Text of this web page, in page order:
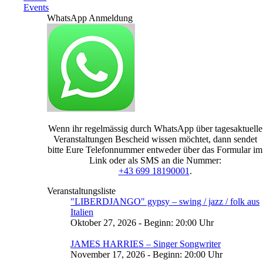
Events
WhatsApp Anmeldung
Wenn ihr regelmässig durch WhatsApp über tagesaktuelle
Veranstaltungen Bescheid wissen möchtet, dann sendet
bitte Eure Telefonnummer entweder über das Formular im
Link oder als SMS an die Nummer:
+43 699 18190001 .
Veranstaltungsliste
"LIBERDJANGO" gypsy – swing / jazz / folk aus
Italien
Oktober 27, 2026 - Beginn: 20:00 Uhr
JAMES HARRIES – Singer Songwriter
November 17, 2026 - Beginn: 20:00 Uhr